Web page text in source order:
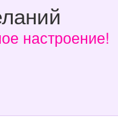
настроение!